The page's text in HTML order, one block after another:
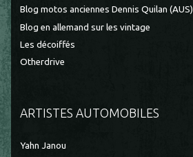
Blog motos anciennes Dennis Quilan (AUS)
Blog en allemand sur les vintage
Les décoiffés
Otherdrive
ARTISTES AUTOMOBILES
Yahn Janou